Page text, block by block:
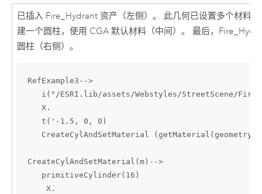
已插入 Fire_Hydrant 资产（左侧）。 此几何已设置多个材料
建一个圆柱，使用 CGA 默认材料（中间）。 最后，
圆柱（右侧）。
RefExample3-->
i("/ESRI.lib/assets/Webstyles/StreetScene/
   X.
   t('-1.5, 0, 0)
CreateCylAndSetMaterial (getMaterial(geometry,
CreateCylAndSetMaterial(m)-->
   primitiveCylinder(16)
    X.